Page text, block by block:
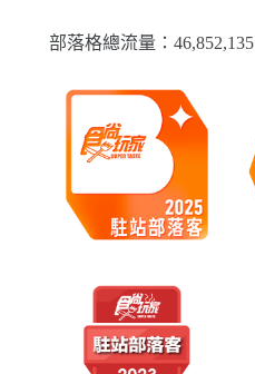
部落格總流量：​46,852,135